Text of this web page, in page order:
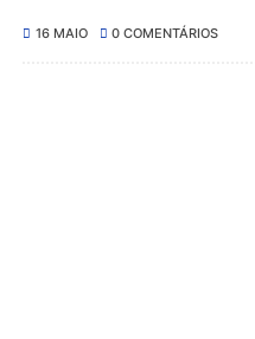
16 MAIO 0 COMENTÁRIOS